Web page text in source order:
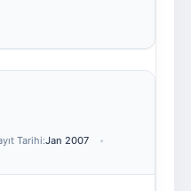
Tarihi:Jan 2007